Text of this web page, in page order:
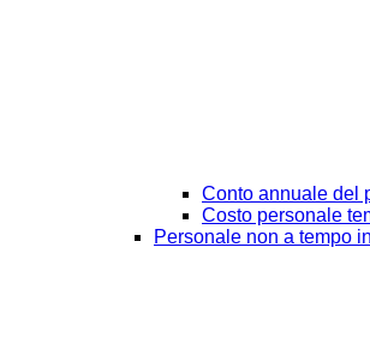
Conto annuale del
Costo personale
Personale non a tempo